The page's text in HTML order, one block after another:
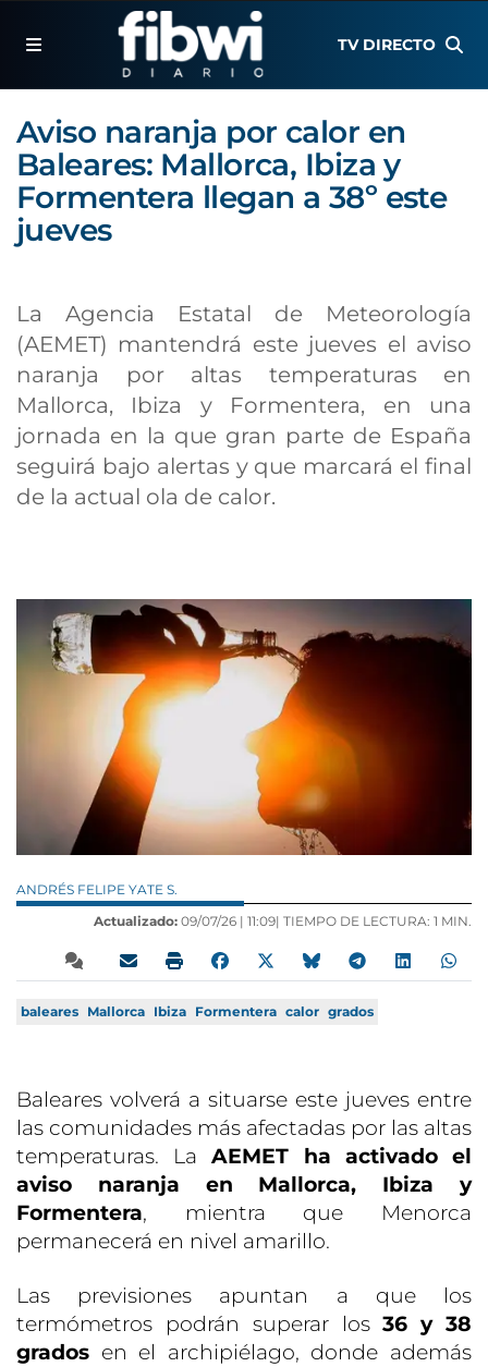
TV DIRECTO
Aviso naranja por calor en
Baleares: Mallorca, Ibiza y
Formentera llegan a 38º este
jueves
La Agencia Estatal de Meteorología
(AEMET) mantendrá este jueves el aviso
naranja por altas temperaturas en
Mallorca, Ibiza y Formentera, en una
jornada en la que gran parte de España
seguirá bajo alertas y que marcará el final
de la actual ola de calor.
ANDRÉS FELIPE YATE S.
Actualizado: 09/07/26 | 11:09| TIEMPO DE LECTURA: 1 MIN.
baleares Mallorca Ibiza Formentera calor grados
Baleares volverá a situarse este jueves entre
las comunidades más afectadas por las altas
temperaturas. LaAEMET ha activado el
aviso naranja en Mallorca, Ibiza y
Formentera, mientra que Menorca
permanecerá en nivel amarillo.
Las previsiones apuntan a que los
termómetros podrán superar los36 y 38
grados en el archipiélago, donde además